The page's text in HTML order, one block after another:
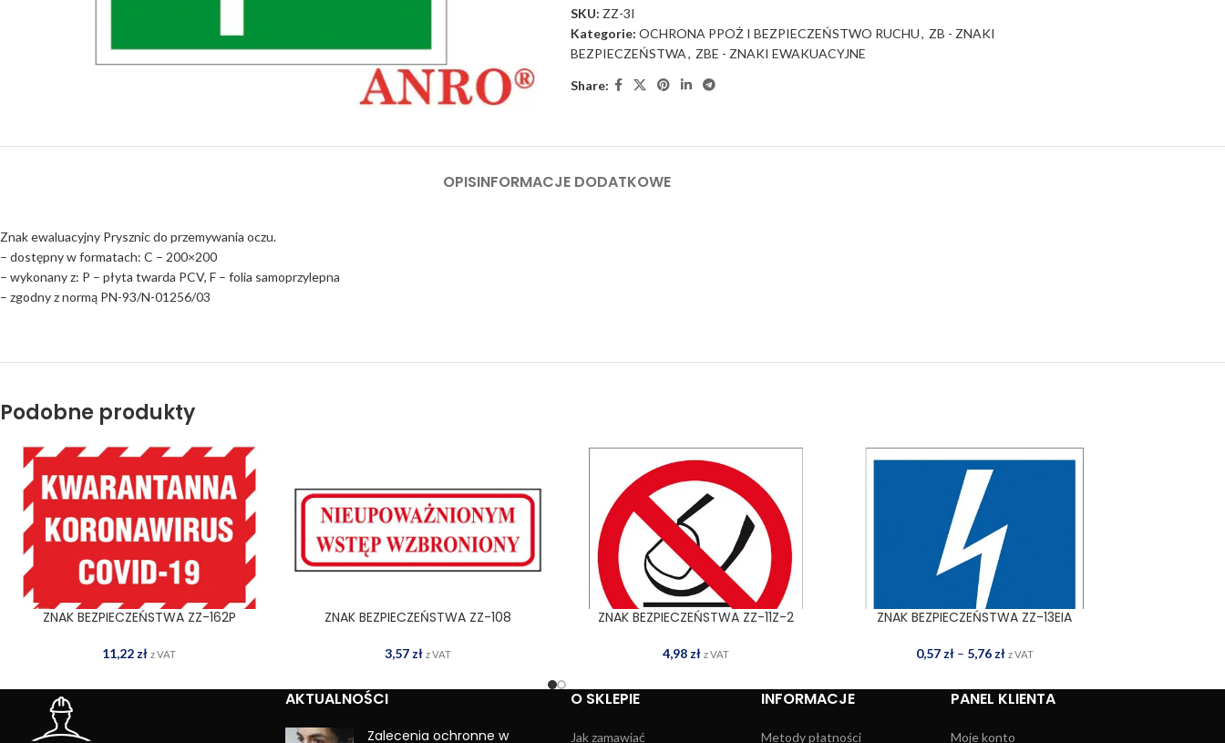
SKU: ZZ-3I
Kategorie: OCHRONA PPOŻ I BEZPIECZEŃSTWO RUCHU, ZB - ZNAKI
BEZPIECZEŃSTWA, ZBE - ZNAKI EWAKUACYJNE
Share:
OPISINFORMACJE DODATKOWE
Znak ewaluacyjny Prysznic do przemywania oczu.
– dostępny w formatach: C – 200×200
– wykonany z: P – płyta twarda PCV, F – folia samoprzylepna
– zgodny z normą PN-93/N-01256/03
Podobne produkty
DODAJ DO KOSZYKA
ZNAK BEZPIECZEŃSTWA ZZ-162P
11,22 zł z VAT
DODAJ DO KOSZYKA
ZNAK BEZPIECZEŃSTWA ZZ-108
3,57 zł z VAT
DODAJ DO KOSZYKA
ZNAK BEZPIECZEŃSTWA ZZ-11Z-2
4,98 zł z VAT
WYBIERZ OPCJE
ZNAK BEZPIECZEŃSTWA ZZ-13EIA
0,57 zł – 5,76 zł z VAT
AKTUALNOŚCI
Zalecenia ochronne w
O SKLEPIE
Jak zamawiać
INFORMACJE
Metody płatności
PANEL KLIENTA
Moje konto